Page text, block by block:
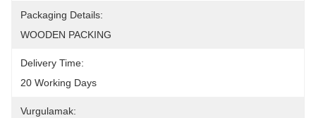
Packaging Details:
WOODEN PACKING
Delivery Time:
20 Working Days
Vurgulamak: